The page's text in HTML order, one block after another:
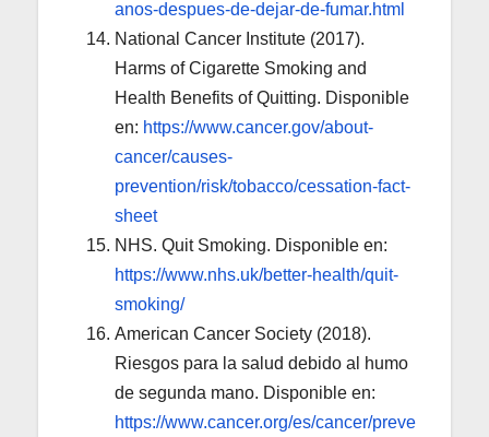
anos-despues-de-dejar-de-fumar.html
National Cancer Institute (2017).
Harms of Cigarette Smoking and
Health Benefits of Quitting. Disponible
en: https://www.cancer.gov/about-
cancer/causes-
prevention/risk/tobacco/cessation-fact-
sheet
NHS. Quit Smoking. Disponible en:
https://www.nhs.uk/better-health/quit-
smoking/
American Cancer Society (2018).
Riesgos para la salud debido al humo
de segunda mano. Disponible en:
https://www.cancer.org/es/cancer/preve